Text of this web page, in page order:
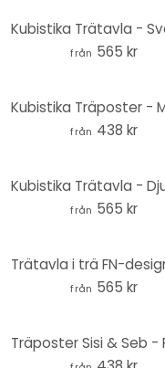
från 565 kr
från 438 kr
från 565 kr
från 565 kr